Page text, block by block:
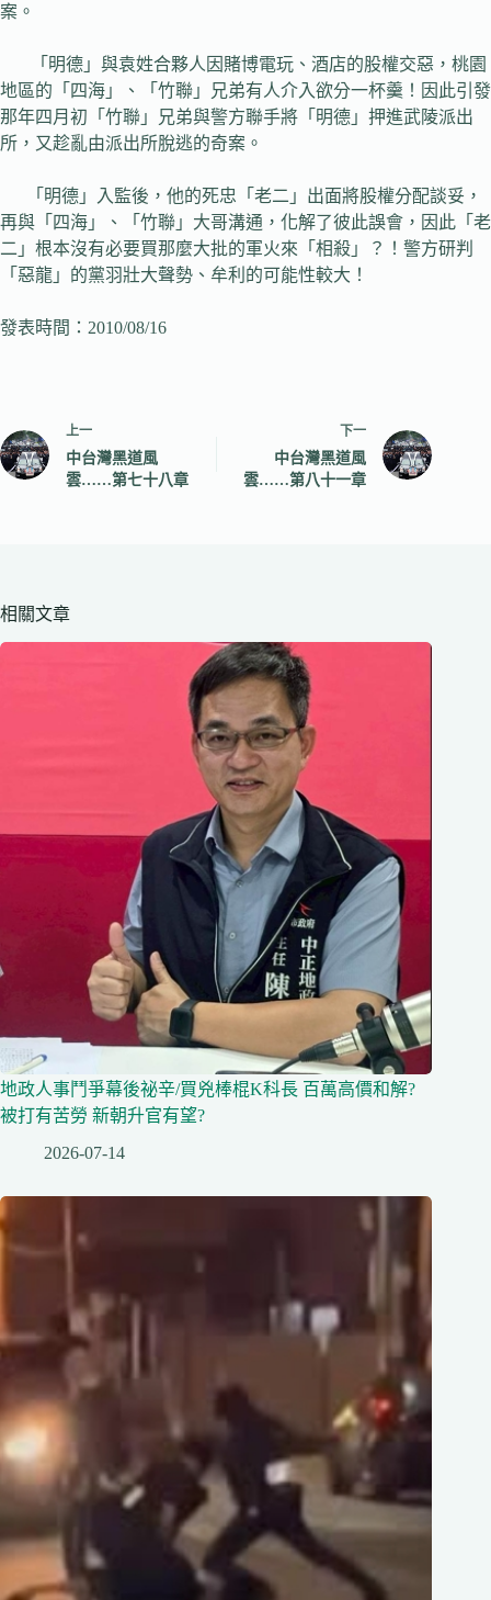
案。
「明德」與袁姓合夥人因賭博電玩、酒店的股權交惡，桃園
地區的「四海」、「竹聯」兄弟有人介入欲分一杯羹！因此引發
那年四月初「竹聯」兄弟與警方聯手將「明德」押進武陵派出
所，又趁亂由派出所脫逃的奇案。
「明德」入監後，他的死忠「老二」出面將股權分配談妥，
再與「四海」、「竹聯」大哥溝通，化解了彼此誤會，因此「老
二」根本沒有必要買那麼大批的軍火來「相殺」？！警方研判
「惡龍」的黨羽壯大聲勢、牟利的可能性較大！
發表時間：2010/08/16
上一
中台灣黑道風
雲……第七十八章
下一
中台灣黑道風
雲……第八十一章
相關文章
地政人事鬥爭幕後祕辛/買兇棒棍K科長 百萬高價和解?
被打有苦勞 新朝升官有望?
2026-07-14